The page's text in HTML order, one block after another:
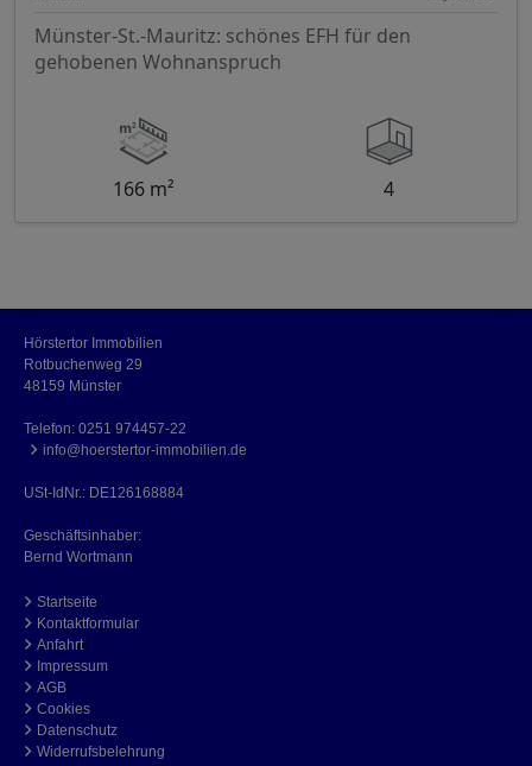
Münster-St.-Mauritz: schönes EFH für den
gehobenen Wohnanspruch
166 m² 4
Hörstertor Immobilien
Rotbuchenweg 29
48159 Münster
Telefon: 0251 974457-22
info@hoerstertor-immobilien.de
USt-IdNr.: DE126168884
Geschäftsinhaber:
Bernd Wortmann
Startseite
Kontaktformular
Anfahrt
Impressum
AGB
Cookies
Datenschutz
Widerrufsbelehrung